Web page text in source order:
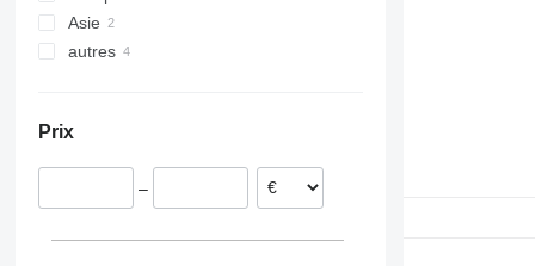
Roumanie
Danemark
Bulgarie
Asie
Chine
autres
Prix
–